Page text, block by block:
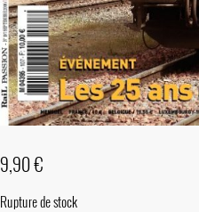
9,90€
Rupture de stock